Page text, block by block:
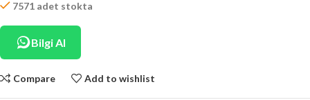
7571 adet stokta
Bilgi Al
Compare Add to wishlist